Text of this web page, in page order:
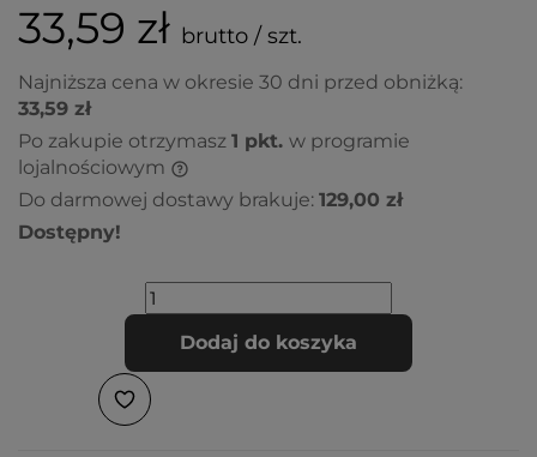
33,59 zł brutto / szt.
Najniższa cena w okresie 30 dni przed obniżką:
33,59 zł
Po zakupie otrzymasz 1 pkt. w programie
lojalnościowym
Do darmowej dostawy brakuje: 129,00 zł
Dostępny!
Dodaj do koszyka